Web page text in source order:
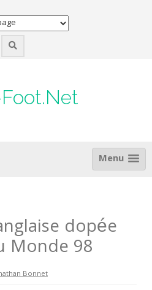
Menu
dopée
Monde 98
Bonnet